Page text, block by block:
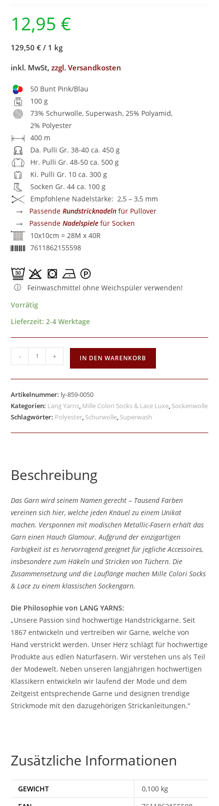
12,95 €
129,50 € / 1 kg
inkl. MwSt,zzgl. Versandkosten
50 Bunt Pink/Blau
100 g
73% Schurwolle, Superwash, 25% Polyamid,
2% Polyester
400 m
Da. Pulli Gr. 38-40 ca. 450 g
Hr. Pulli Gr. 48-50 ca. 500 g
Ki. Pulli Gr. 10 ca. 300 g
Socken Gr. 44 ca. 100 g
Empfohlene Nadelstärke: 2,5 – 3,5 mm
→ PassendeRundstricknadeln für Pullover
→ PassendeNadelspiele für Socken
10x10cm = 28M x 40R
7611862155598
Feinwaschmittel ohne Weichspüler verwenden!
Vorrätig
Lieferzeit:2-4 Werktage
- + IN DEN WARENKORB
Artikelnummer: ly-859-0050
Kategorien: Lang Yarns Mille Colori Socks & Lace Luxe Sockenwolle
Schlagwörter: Polyester Schurwolle Superwash
Beschreibung
Das Garn wird seinem Namen gerecht – Tausend Farben
vereinen sich hier, welche jeden Knäuel zu einem Unikat
machen. Versponnen mit modischen Metallic-Fasern erhält das
Garn einen Hauch Glamour. Aufgrund der einzigartigen
Farbigkeit ist es hervorragend geeignet für jegliche Accessoires,
insbesondere zum Häkeln und Stricken von Tüchern. Die
Zusammensetzung und die Lauflänge machen Mille Colori Socks
& Lace zu einem klassischen Sockengarn.
Die Philosophie von LANG YARNS:
„Unsere Passion sind hochwertige Handstrickgarne. Seit
1867 entwickeln und vertreiben wir Garne, welche von
Hand verstrickt werden. Unser Herz schlägt für hochwertige
Produkte aus edlen Naturfasern. Wir verstehen uns als Teil
der Modewelt. Neben unseren langjährigen hochwertigen
Klassikern entwickeln wir laufend der Mode und dem
Zeitgeist entsprechende Garne und designen trendige
Strickmode mit den dazugehörigen Strickanleitungen.“
Zusätzliche Informationen
GEWICHT
0,100 kg